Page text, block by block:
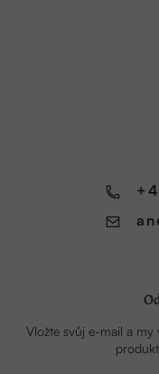
Vložte svůj e-mail a